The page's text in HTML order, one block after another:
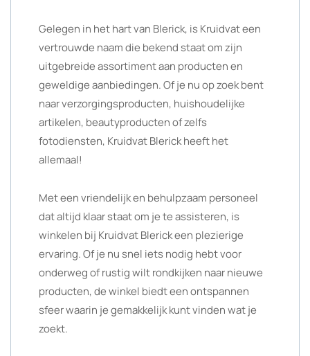
Gelegen in het hart van Blerick, is Kruidvat een
vertrouwde naam die bekend staat om zijn
uitgebreide assortiment aan producten en
geweldige aanbiedingen. Of je nu op zoek bent
naar verzorgingsproducten, huishoudelijke
artikelen, beautyproducten of zelfs
fotodiensten, Kruidvat Blerick heeft het
allemaal!
Met een vriendelijk en behulpzaam personeel
dat altijd klaar staat om je te assisteren, is
winkelen bij Kruidvat Blerick een plezierige
ervaring. Of je nu snel iets nodig hebt voor
onderweg of rustig wilt rondkijken naar nieuwe
producten, de winkel biedt een ontspannen
sfeer waarin je gemakkelijk kunt vinden wat je
zoekt.